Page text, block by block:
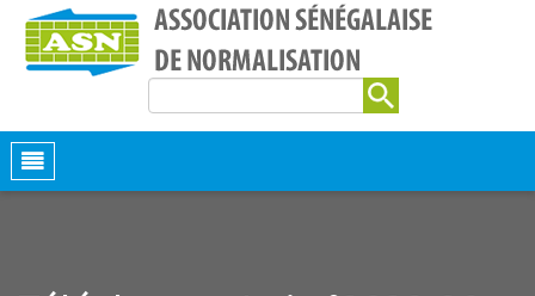
Formulaire de recherche
Toggle
navigation